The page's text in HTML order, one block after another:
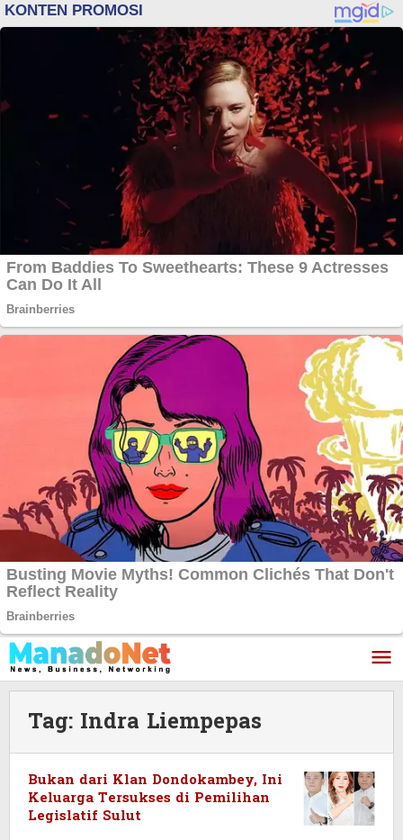
Lewati
ke
konten
Tag: Indra Liempepas
Bukan dari Klan Dondokambey, Ini
Keluarga Tersukses di Pemilihan
Legislatif Sulut